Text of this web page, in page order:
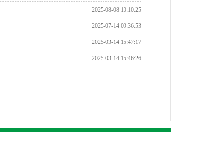
2025-08-08 10:10:25
2025-07-14 09:36:53
2025-03-14 15:47:17
2025-03-14 15:46:26